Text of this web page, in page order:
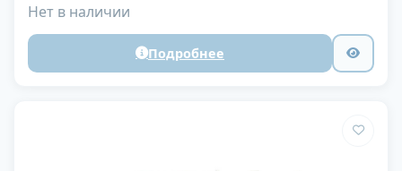
Нет в наличии
Подробнее